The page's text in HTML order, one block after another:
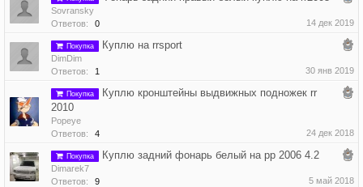
Sovransky
Ответов:
0 14 дек 2019
Покупка Куплю на rrsport
DimDim
Ответов:
1 30 янв 2019
Покупка
Куплю кронштейны выдвижных подножек rr
2010
Popeye
Ответов:
4 24 дек 2018
Покупка Куплю задний фонарь белый на рр 2006 4.2
Dimarek7
Ответов:
9 5 май 2018